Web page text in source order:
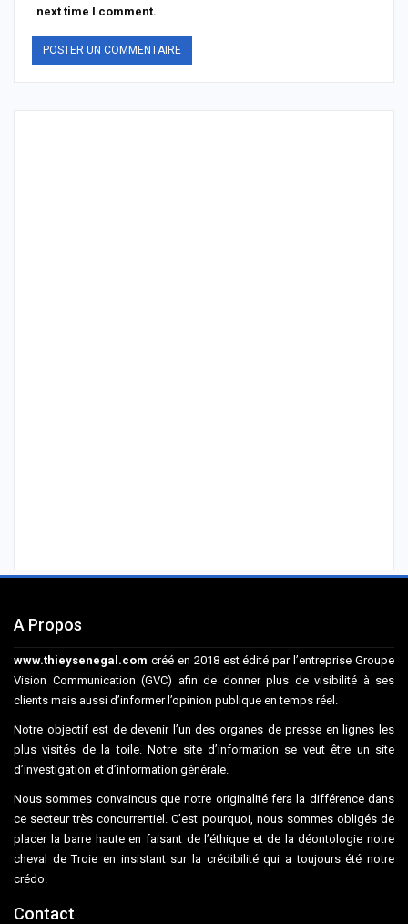
next time I comment.
A Propos
www.thieysenegal.com créé en 2018 est édité par l’entreprise Groupe
Vision Communication (GVC) afin de donner plus de visibilité à ses
clients mais aussi d’informer l’opinion publique en temps réel.
Notre objectif est de devenir l’un des organes de presse en lignes les
plus visités de la toile. Notre site d’information se veut être un site
d’investigation et d’information générale.
Nous sommes convaincus que notre originalité fera la différence dans
ce secteur très concurrentiel. C’est pourquoi, nous sommes obligés de
placer la barre haute en faisant de l’éthique et de la déontologie notre
cheval de Troie en insistant sur la crédibilité qui a toujours été notre
crédo.
Contact